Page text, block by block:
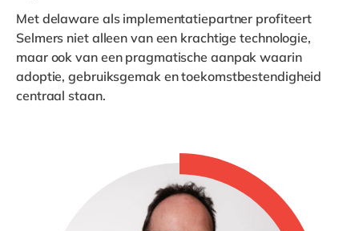
Met delaware als implementatiepartner profiteert
Selmers niet alleen van een krachtige technologie,
maar ook van een pragmatische aanpak waarin
adoptie, gebruiksgemak en toekomstbestendigheid
centraal staan.